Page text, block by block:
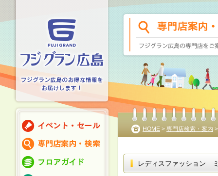
HOME > 専門店検索・案内
レディスファッション